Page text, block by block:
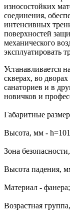
износостойких
соединения,
интенсивных
поверхностей
механического
эксплуатировать
Устанавливается
скверах, во
санаториев и в
новичков и
Габаритные
Высота, мм -
Зона
Высота падения,
Материал - фанера;
Возрастная